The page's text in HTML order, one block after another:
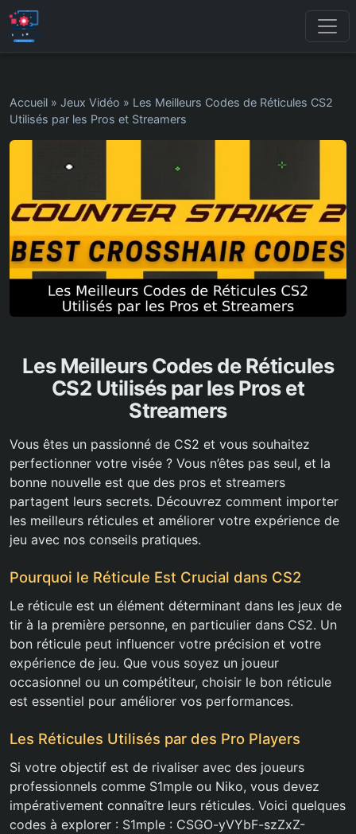
Accueil » Jeux Vidéo » Les Meilleurs Codes de Réticules CS2
Utilisés par les Pros et Streamers
Les Meilleurs Codes de Réticules
CS2 Utilisés par les Pros et
Streamers
Vous êtes un passionné de CS2 et vous souhaitez
perfectionner votre visée ? Vous n’êtes pas seul, et la
bonne nouvelle est que des pros et streamers
partagent leurs secrets. Découvrez comment importer
les meilleurs réticules et améliorer votre expérience de
jeu avec nos conseils pratiques.
Pourquoi le Réticule Est Crucial dans CS2
Le réticule est un élément déterminant dans les jeux de
tir à la première personne, en particulier dans CS2. Un
bon réticule peut influencer votre précision et votre
expérience de jeu. Que vous soyez un joueur
occasionnel ou un compétiteur, choisir le bon réticule
est essentiel pour améliorer vos performances.
Les Réticules Utilisés par des Pro Players
Si votre objectif est de rivaliser avec des joueurs
professionnels comme S1mple ou Niko, vous devez
impérativement connaître leurs réticules. Voici quelques
codes à explorer : S1mple : CSGO-yVYbF-szZxZ-